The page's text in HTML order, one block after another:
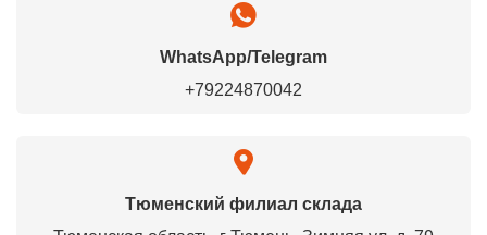
WhatsApp/Telegram
+79224870042
Тюменский филиал склада